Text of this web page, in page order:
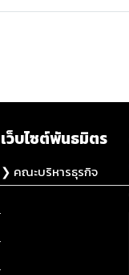
เว็บไซต์พันธมิตร
❯ คณะบริหารธุรกิจ